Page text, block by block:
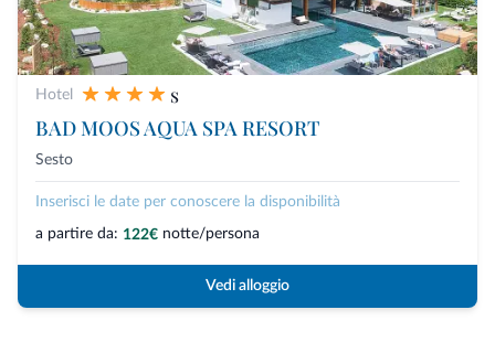
Hotel
s
BAD MOOS AQUA SPA RESORT
Sesto
Inserisci le date per conoscere la disponibilità
a partire da: 122€ notte/persona
Vedi alloggio